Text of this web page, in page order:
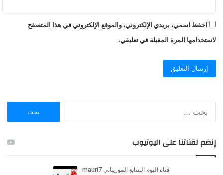
احفظ اسمي، بريدي الإلكتروني، والموقع الإلكتروني في هذا المتصفح
لاستخدامها المرة المقبلة في تعليقي.
ن
إنضم لقناتنا على اليوتيوب